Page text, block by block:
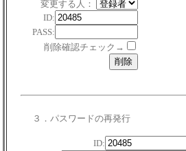
変更する人：
ID:
PASS:
削除確認チェック→
３．パスワードの再発行
ID: